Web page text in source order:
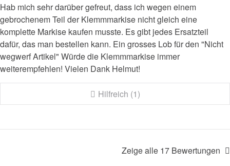
Hab mich sehr darüber gefreut, dass ich wegen einem
gebrochenem Teil der Klemmmarkise nicht gleich eine
komplette Markise kaufen musste. Es gibt jedes Ersatzteil
dafür, das man bestellen kann. Ein grosses Lob für den "Nicht
wegwerf Artikel" Würde die Klemmmarkise immer
weiterempfehlen! Vielen Dank Helmut!
Hilfreich (1)
Zeige alle 17 Bewertungen